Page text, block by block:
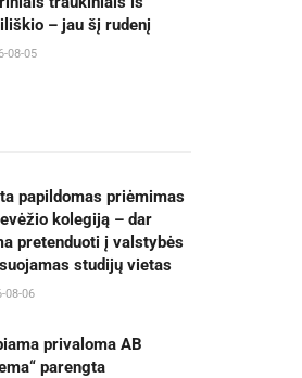
– jau šį rudenį
08-05
papildomas priėmimas
kolegiją – dar
pretenduoti į valstybės
studijų vietas
08-06
privaloma AB
parengta